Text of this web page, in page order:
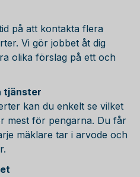
på att kontakta flera
Vi gör jobbet åt dig
olika förslag på ett och
tjänster
kan du enkelt se vilket
mest för pengarna. Du får
mäklare tar i arvode och